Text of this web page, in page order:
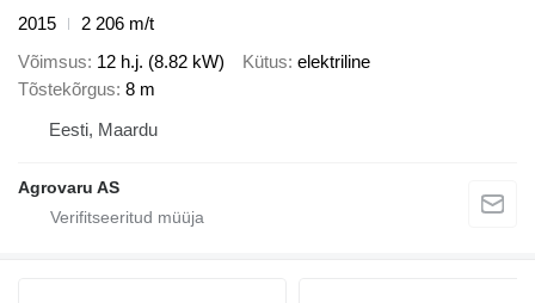
2015
2 206 m/t
Võimsus 12 h.j. (8.82 kW) Kütus elektriline
Tõstekõrgus 8 m
Eesti, Maardu
Agrovaru AS